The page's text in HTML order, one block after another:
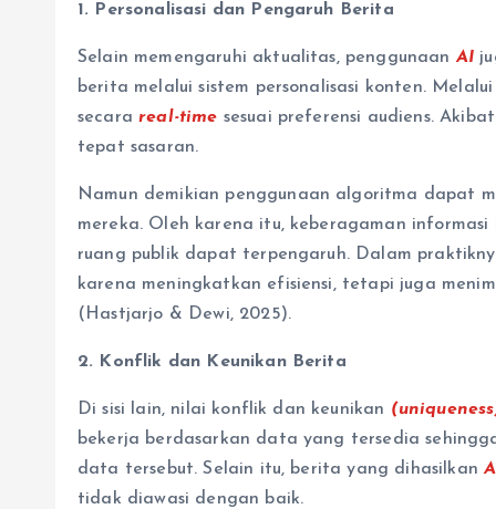
1. Personalisasi dan Pengaruh Berita
Selain memengaruhi aktualitas, penggunaan AI
berita melalui sistem personalisasi konten.
secarareal-time sesuai preferensi audiens.
tepat sasaran.
Namun demikian penggunaan algoritma dapat
mereka. Oleh karena itu, keberagaman
ruang publik dapat terpengaruh. Dalam
karena meningkatkan efisiensi, tetapi juga
(Hastjarjo & Dewi, 2025).
2. Konflik dan Keunikan Berita
Di sisi lain, nilai konflik dan keunikan
bekerja berdasarkan data yang tersedia
data tersebut. Selain itu, berita yang dihasilkan
tidak diawasi dengan baik.